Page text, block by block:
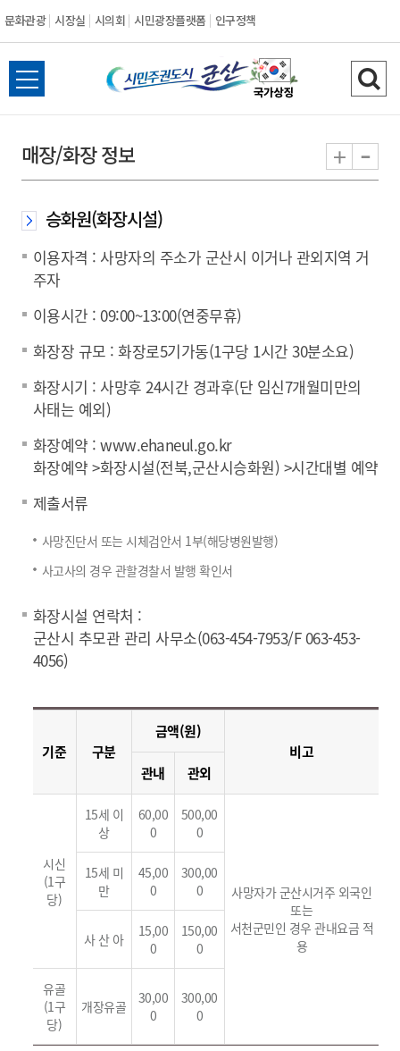
문화관광 시장실 시의회 시민광장플랫폼 인구정책
시
민
도
군
산
전
체
뉴
열
검
색
기
매장/화장 정보 + -
승화원(화장시설)
이용자격 : 사망자의 주소가 군산시 이거나 관외지역 거
주자
이용시간 : 09:00~13:00(연중무휴)
화장장 규모 : 화장로5기가동(1구당 1시간 30분소요)
화장시기 : 사망후 24시간 경과후(단 임신7개월미만의
사태는 예외)
화장예약 : www.ehaneul.go.kr
화장예약 >화장시설(전북,군산시승화원) >시간대별 예약
제출서류
사망진단서 또는 시체검안서 1부(해당병원발행)
사고사의 경우 관할경찰서 발행 확인서
화장시설 연락처 :
군산시 추모관 관리 사무소(063-454-7953/F 063-453-
4056)
기준 구분
금액(원)
비고
관내
관외
시신
(1구
당)
15세 이
상
60,00
0
500,00
0
사망자가 군산시거주 외국인
또는
서천군민인 경우 관내요금 적
용
15세 미
만
45,00
0
300,00
0
사 산 아
15,00
0
150,00
0
유골
(1구
당)
개장유골
30,00
0
300,00
0